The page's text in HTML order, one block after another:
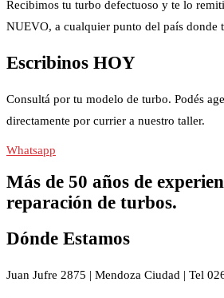
Recibimos tu turbo defectuoso y te lo
NUEVO, a cualquier punto del país donde
Escribinos HOY
Consultá por tu modelo de turbo. Podés
directamente por currier a nuestro taller.
Whatsapp
Más de 50 años de
reparación de turbos.
Dónde Estamos
Juan Jufre 2875 | Mendoza Ciudad | Tel